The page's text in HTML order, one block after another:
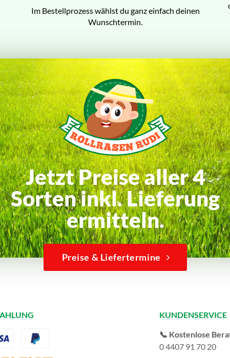
Im Bestellprozess wählst du ganz einfach deinen
Wunschtermin.
Jetzt Preise aller 4
Sorten inkl. Lieferung
ermitteln.
Preise & Liefertermine
KUNDENSERVICE
📞 Kostenlose
0 4407 91 70 20